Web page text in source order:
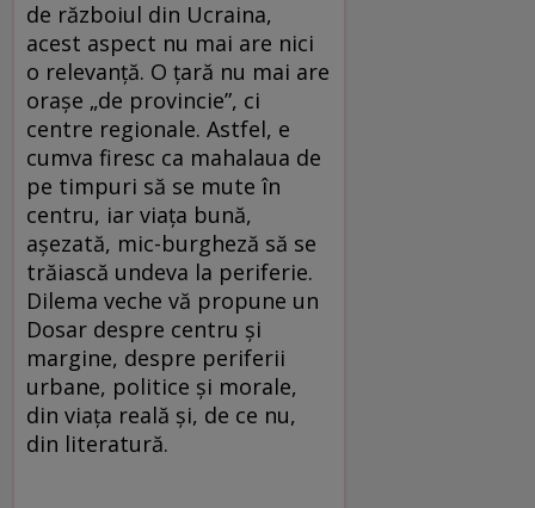
de războiul din Ucraina,
acest aspect nu mai are nici
o relevanță. O țară nu mai are
orașe „de provincie”, ci
centre regionale. Astfel, e
cumva firesc ca mahalaua de
pe timpuri să se mute în
centru, iar viața bună,
așezată, mic-burgheză să se
trăiască undeva la periferie.
Dilema veche vă propune un
Dosar despre centru și
margine, despre periferii
urbane, politice și morale,
din viața reală și, de ce nu,
din literatură.